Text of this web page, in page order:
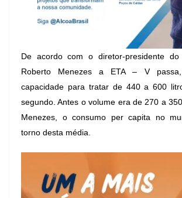
De acordo com o diretor-presidente do
Roberto Menezes a ETA – V
capacidade para tratar de 440 a 600
segundo. Antes o volume era de 270 a
Menezes, o consumo per capita no
torno desta média.